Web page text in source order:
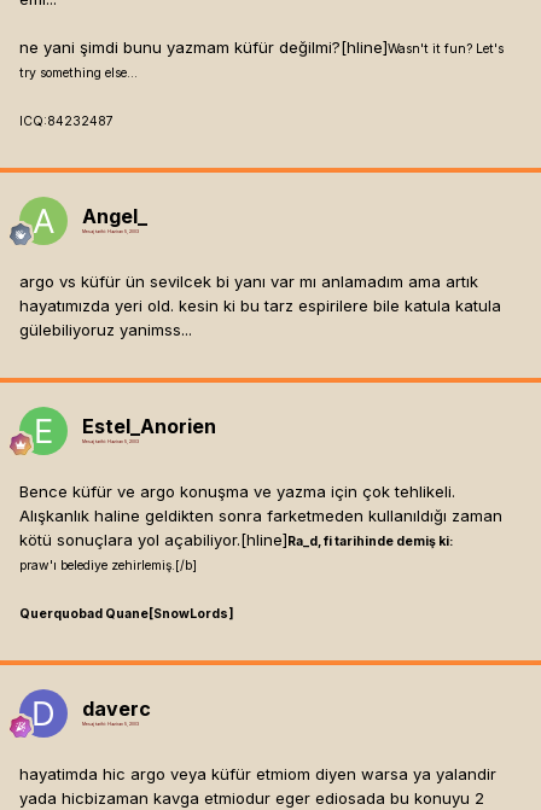
ne yani şimdi bunu yazmam küfür değilmi?[hline]Wasn't it fun? Let's
try something else...
ICQ:84232487
Angel_
Mesaj tarihi: Haziran 5, 2003
argo vs küfür ün sevilcek bi yanı var mı anlamadım ama artık
hayatımızda yeri old. kesin ki bu tarz espirilere bile katula katula
gülebiliyoruz yanimss...
Estel_Anorien
Mesaj tarihi: Haziran 5, 2003
Bence küfür ve argo konuşma ve yazma için çok tehlikeli.
Alışkanlık haline geldikten sonra farketmeden kullanıldığı zaman
kötü sonuçlara yol açabiliyor.[hline]Ra_d, fi tarihinde demiş ki:
praw'ı belediye zehirlemiş.[/b]
Querquobad Quane[SnowLords]
daverc
Mesaj tarihi: Haziran 5, 2003
hayatimda hic argo veya küfür etmiom diyen warsa ya yalandir
yada hicbizaman kavga etmiodur eger ediosada bu konuyu 2